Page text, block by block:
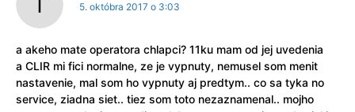
5. októbra 2017 o 3:03
a akeho mate operatora chlapci? 11ku mam od jej uvedenia
a CLIR mi fici normalne, ze je vypnuty, nemusel som menit
nastavenie, mal som ho vypnuty aj predtym.. co sa tyka no
service, ziadna siet.. tiez som toto nezaznamenal.. mojho